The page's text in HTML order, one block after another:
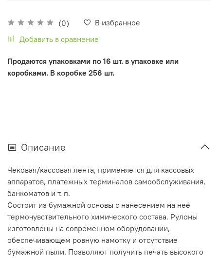
(0)
В избранное
Добавить в сравнение
Продаются упаковками по 16 шт. в упаковке или
коробками. В коробке 256 шт.
Описание
Чековая/кассовая лента, применяется для кассовых
аппаратов, платежных терминалов самообслуживания,
банкоматов и т. п.
Cостоит из бумажной основы с нанесением на неё
термочувствительного химического состава. Рулоны
изготовлены на современном оборудовании,
обеспечивающем ровную намотку и отсутствие
бумажной пыли. Позволяют получить печать высокого